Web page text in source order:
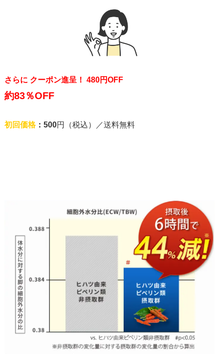
さらに クーポン進呈！ 480円OFF
約83％OFF
初回価格：500円（税込）／送料無料